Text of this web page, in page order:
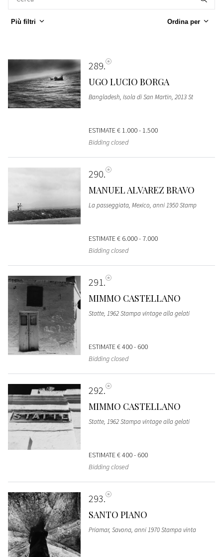
Più filtri Ordina per
289
UGO LUCIO BORGA
Bangladesh, Isola di San Martin, 2013 St
ESTIMATE€ 1.000 - 1.500
Bidding closed
290
MANUEL ALVAREZ BRAVO
La passeggiata, Mexico, anni 1950 Stamp
ESTIMATE€ 6.000 - 7.000
Bidding closed
291
MIMMO CASTELLANO
Statte, 1962 Stampa vintage alla gelati
ESTIMATE€ 400 - 600
Bidding closed
292
MIMMO CASTELLANO
Statte, 1962 Stampa vintage alla gelati
ESTIMATE€ 400 - 600
Bidding closed
293
SANTO PIANO
Priamar, Savona, anni 1970 Stampa vinta